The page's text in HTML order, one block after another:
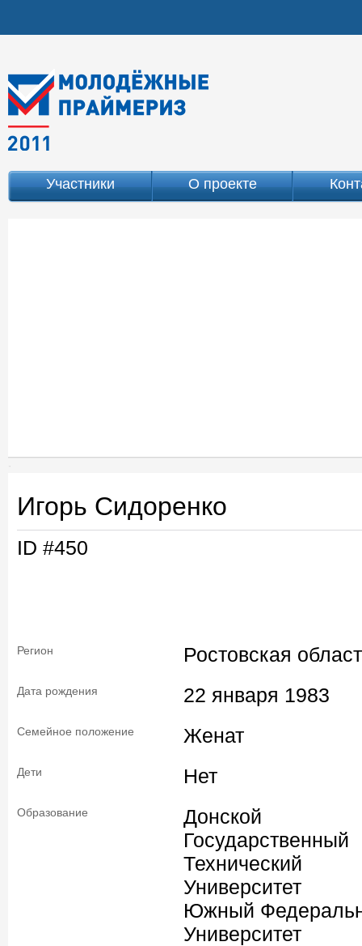
Участники О проекте
Игорь Сидоренко
ID #450
Регион Ростовская
Дата рождения 22 января 1983
Семейное положение Женат
Дети Нет
Образование
Донской
Государственный
Технический
Университет
Южный
Университет